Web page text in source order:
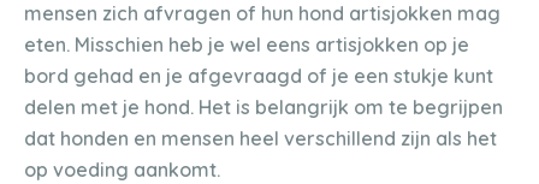
mensen zich afvragen of hun hond artisjokken mag
eten. Misschien heb je wel eens artisjokken op je
bord gehad en je afgevraagd of je een stukje kunt
delen met je hond. Het is belangrijk om te begrijpen
dat honden en mensen heel verschillend zijn als het
op voeding aankomt.